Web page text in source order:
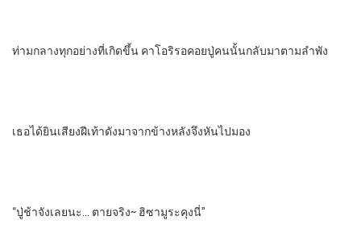
ท่ามกลางทุกอย่างที่เกิดขึ้น​ คาโอริ​รอคอยปู่คนนั้นกลับมาตามลําพัง
เธอได้ยินเสียงฝีเท้าดังมาจากข้างหลัง​จึงหันไปมอง
“ปู่​ช้าจังเลยนะ… ตายจริง​~ ฮิซามูระคุงนี่”